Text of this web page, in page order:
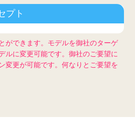
プト
ができます。モデルを御社のターゲ
ルに変更可能です。御社のご要望に
変更が可能です。何なりとご要望を